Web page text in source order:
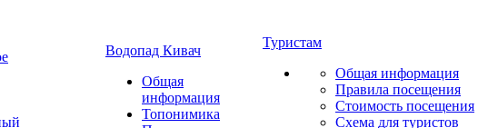
Водопад Кивач
Общая
информация
Топонимика
Туристам
Общая информация
Правила посещения
Стоимость посещения
Схема для туристов